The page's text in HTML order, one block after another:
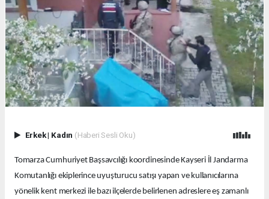
Erkek| Kadın (Haberi Sesli Oku)
Tomarza Cumhuriyet Başsavcılığı koordinesinde Kayseri İl Jandarma
Komutanlığı ekiplerince uyuşturucu satışı yapan ve kullanıcılarına
yönelik kent merkezi ile bazı ilçelerde belirlenen adreslere eş zamanlı